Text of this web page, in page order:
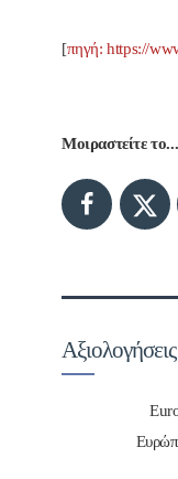
[πηγή: https://
Μοιραστείτε το...
Αξιολογήσεις